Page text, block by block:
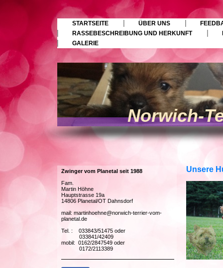
STARTSEITE ÜBER UNS
RASSEBESCHREIBUNG UND HERKUNFT
GALERIE
Norwich-
Unsere
Zwinger vom Planetal seit 1988
Fam.
Martin Höhne
Hauptstrasse 19a
14806 Planetal/OT Dahnsdorf
mail: martinhoehne@norwich-terrier-vom-
planetal.de
Tel. : 033843/51475 oder
033841/42409
mobil: 0162/2847549 oder
0172/2113389